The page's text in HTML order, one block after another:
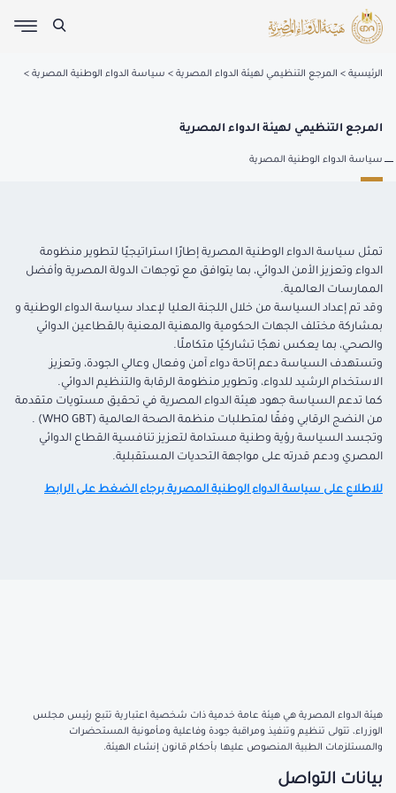
الرئيسية المرجع التنظيمي لهيئة الدواء المصرية سياسة الدواء الوطنية المصرية
المرجع التنظيمي لهيئة الدواء المصرية
سياسة الدواء الوطنية المصرية
تمثل سياسة الدواء الوطنية المصرية إطارًا استراتيجيًا لتطوير منظومة
الدواء وتعزيز الأمن الدوائي، بما يتوافق مع توجهات الدولة المصرية وأفضل
الممارسات العالمية.
وقد تم إعداد السياسة من خلال اللجنة العليا لإعداد سياسة الدواء الوطنية و
بمشاركة مختلف الجهات الحكومية والمهنية المعنية بالقطاعين الدوائي
والصحي، بما يعكس نهجًا تشاركيًا متكاملًا.
وتستهدف السياسة دعم إتاحة دواء آمن وفعال وعالي الجودة، وتعزيز
الاستخدام الرشيد للدواء، وتطوير منظومة الرقابة والتنظيم الدوائي.
كما تدعم السياسة جهود هيئة الدواء المصرية في تحقيق مستويات متقدمة
من النضج الرقابي وفقًا لمتطلبات منظمة الصحة العالمية (WHO GBT)
.
وتجسد السياسة رؤية وطنية مستدامة لتعزيز تنافسية القطاع الدوائي
المصري ودعم قدرته على مواجهة التحديات المستقبلية.
للاطلاع على سياسة الدواء الوطنية المصرية برجاء الضغط على الرابط
هيئة الدواء المصرية هي هيئة عامة خدمية ذات شخصية اعتبارية تتبع رئيس مجلس
الوزراء، تتولى تنظيم وتنفيذ ومراقبة جودة وفاعلية ومأمونية المستحضرات
والمستلزمات الطبية المنصوص عليها بأحكام قانون إنشاء الهيئة.
بيانات التواصل